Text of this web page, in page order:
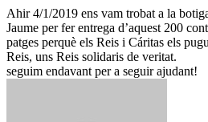
Ahir 4/1/2019 ens vam trobat a la
Jaume per fer entrega d’aquest 200
patges perquè els Reis i Cáritas els
Reis, uns Reis solidaris de veritat.
seguim endavant per a seguir ajudant!